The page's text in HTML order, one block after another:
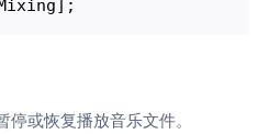
或恢复播放音乐文件。